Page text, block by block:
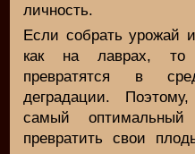
личность.
Если собрать урожай
как на лаврах, то
превратятся в
деградации.
самый
превратить свои